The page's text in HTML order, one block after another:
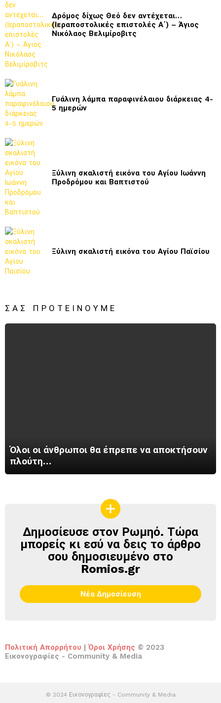
Δρόμος δίχως Θεό δεν αντέχεται…
(Ιεραποστολικές επιστολές Α΄) – Άγιος
Νικόλαος Βελιμίροβιτς
Γυάλινη λάμπα παραφινέλαιου διάρκειας 4-
5 ημερών
Ξύλινη σκαλιστή εικόνα του Αγίου Ιωάννη
Προδρόμου και Βαπτιστού
Ξύλινη σκαλιστή εικόνα του Αγίου Παϊσίου
ΣΑΣ ΠΡΟΤΕΊΝΟΥΜΕ
Όλοι οι άνθρωποι θα έπρεπε να αποκτήσουν
πλούτη…
ΔΗΜΟΣΊΕΥΣΕ
ΣΤΟΝ
ΡΩΜΗΌ
Δημοσίευσε στον Ρωμηό. Τώρα
μπορείς κι εσύ να δεις το άρθρο
σου δημοσιευμένο στο
Romios.gr
Νέα Δημοσίευση
Πολιτική Απορρήτου Όροι Χρήσης © 2023
Εικονογραφίες - Community & Media
© 2024 Εικονογραφίες - Community & Media